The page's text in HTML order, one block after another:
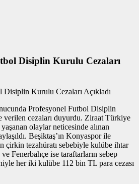
Disiplin Kurulu Cezaları
Profesyonel Futbol Disiplin
cezaları duyurdu. Ziraat Türkiye
olaylar neticesinde alınan
Beşiktaş’ın Konyaspor ile
çirkin tezahüratı sebebiyle kulübe ihtar
Fenerbahçe ise taraftarların sebep
her iki kulübe 112 bin TL para cezası